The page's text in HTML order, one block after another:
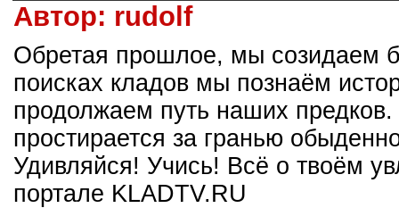
Автор: rudolf
Обретая прошлое, мы созидаем
поисках кладов мы познаём
продолжаем путь наших
простирается за гранью
Удивляйся! Учись! Всё о твоём
портале KLADTV.RU